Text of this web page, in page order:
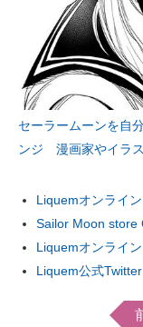
セーラームーンを自
ンジ 漫画家やイラ
Liquemオンライ
Sailor Moon store
Liquemオンライ
Liquem公式Twitter